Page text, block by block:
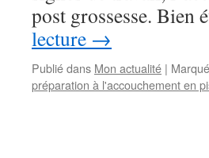
post grossesse.
lecture →
Publié dans Mon actualité |
préparation à l'accouchement en